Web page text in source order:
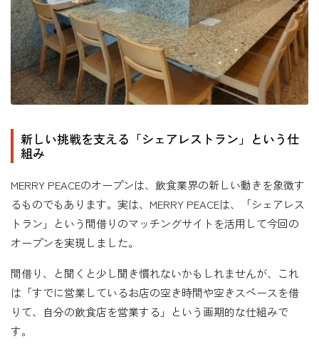
新しい挑戦を支える「シェアレストラン」という仕
組み
MERRY PEACEのオープンは、飲食業界の新しい動きを象徴す
るものでもあります。実は、MERRY PEACEは、「シェアレス
トラン」という間借りのマッチングサイトを活用して今回の
オープンを実現しました。
間借り、と聞くと少し聞き慣れないかもしれませんが、これ
は「すでに営業しているお店の空き時間や空きスペースを借
りて、自分の飲食店を営業する」という画期的な仕組みで
す。